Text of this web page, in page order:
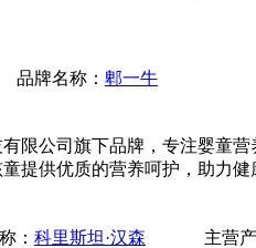
品牌名称： 郫一牛
限公司旗下品牌，专注婴童
提供优质的营养呵护，助力健
： 科里斯坦·汉森 主营